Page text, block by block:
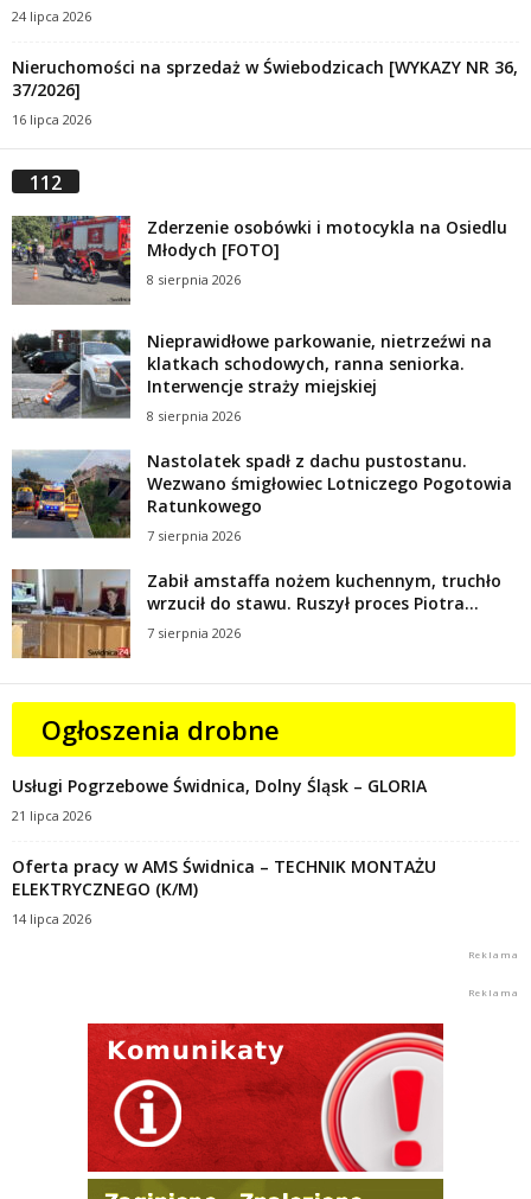
24 lipca 2026
Nieruchomości na sprzedaż w Świebodzicach [WYKAZY NR 36,
37/2026]
16 lipca 2026
112
Zderzenie osobówki i motocykla na Osiedlu
Młodych [FOTO]
8 sierpnia 2026
Nieprawidłowe parkowanie, nietrzeźwi na
klatkach schodowych, ranna seniorka.
Interwencje straży miejskiej
8 sierpnia 2026
Nastolatek spadł z dachu pustostanu.
Wezwano śmigłowiec Lotniczego Pogotowia
Ratunkowego
7 sierpnia 2026
Zabił amstaffa nożem kuchennym, truchło
wrzucił do stawu. Ruszył proces Piotra...
7 sierpnia 2026
Ogłoszenia drobne
Usługi Pogrzebowe Świdnica, Dolny Śląsk – GLORIA
21 lipca 2026
Oferta pracy w AMS Świdnica – TECHNIK MONTAŻU
ELEKTRYCZNEGO (K/M)
14 lipca 2026